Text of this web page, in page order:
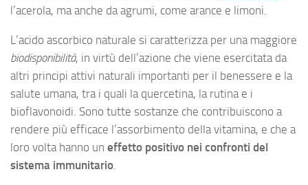
l’acerola, ma anche da agrumi, come arance e limoni.
L’acido ascorbico naturale si caratterizza per una maggiore
biodisponibilità, in virtù dell’azione che viene esercitata da
altri principi attivi naturali importanti per il benessere e la
salute umana, tra i quali la quercetina, la rutina e i
bioflavonoidi. Sono tutte sostanze che contribuiscono a
rendere più efficace l’assorbimento della vitamina, e che a
loro volta hanno un effetto positivo nei confronti del
sistema immunitario